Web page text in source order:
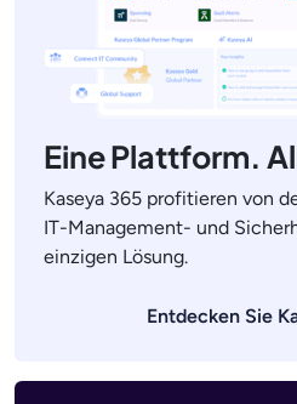
Eine Plattform.
Kaseya 365 profitieren von
IT-Management- und
einzigen Lösung.
Entdecken Sie